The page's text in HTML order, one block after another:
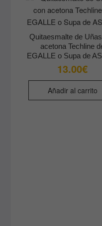
Quitaesmalte de
acetona Techline
EGALLE o Supa de
13.00€
Añadir al carrito